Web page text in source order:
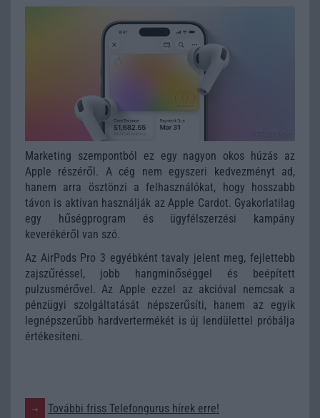
Marketing szempontból ez egy nagyon okos húzás az
Apple részéről. A cég nem egyszeri kedvezményt ad,
hanem arra ösztönzi a felhasználókat, hogy hosszabb
távon is aktívan használják az Apple Cardot. Gyakorlatilag
egy hűségprogram és ügyfélszerzési kampány
keverékéről van szó.
Az AirPods Pro 3 egyébként tavaly jelent meg, fejlettebb
zajszűréssel, jobb hangminőséggel és beépített
pulzusmérővel. Az Apple ezzel az akcióval nemcsak a
pénzügyi szolgáltatását népszerűsíti, hanem az egyik
legnépszerűbb hardvertermékét is új lendülettel próbálja
értékesíteni.
További friss Telefongurus hírek erre!